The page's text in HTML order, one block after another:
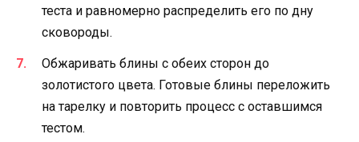
теста и равномерно распределить его по дну
сковороды.
Обжаривать блины с обеих сторон до
золотистого цвета. Готовые блины переложить
на тарелку и повторить процесс с оставшимся
тестом.